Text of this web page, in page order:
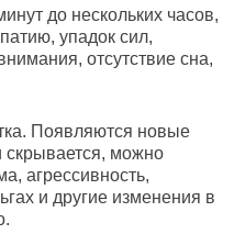
до нескольких часов,
упадок сил,
отсутствие сна,
Появляются новые
скрывается, можно
агрессивность,
и другие изменения в